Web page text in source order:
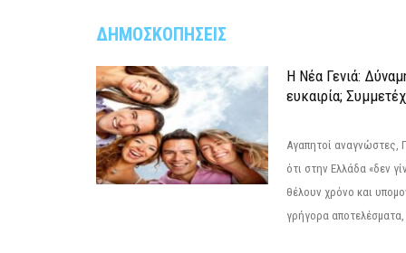
ΔΗΜΟΣΚΟΠΗΣΕΙΣ
Η Νέα Γενιά:
ευκαιρία;
Αγαπητοί αναγνώστες,
ότι στην Ελλάδα «δεν
θέλουν χρόνο και
γρήγορα